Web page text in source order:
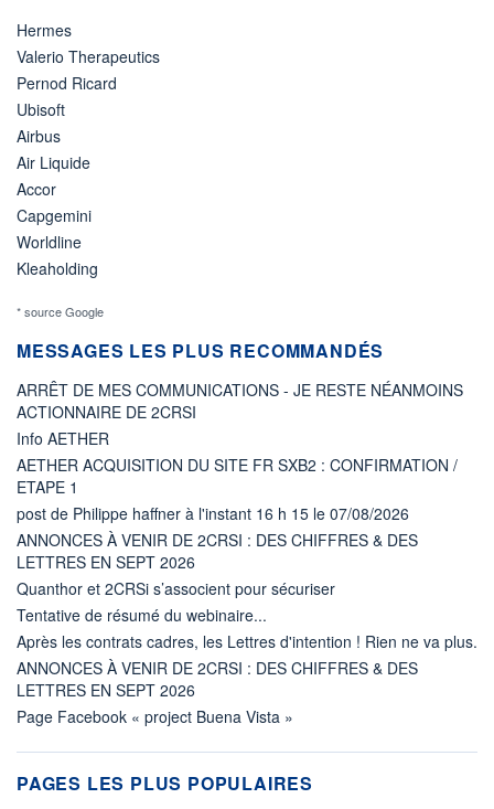
Hermes
Valerio Therapeutics
Pernod Ricard
Ubisoft
Airbus
Air Liquide
Accor
Capgemini
Worldline
Kleaholding
* source Google
MESSAGES LES PLUS RECOMMANDÉS
ARRÊT DE MES COMMUNICATIONS - JE RESTE NÉANMOINS
ACTIONNAIRE DE 2CRSI
Info AETHER
AETHER ACQUISITION DU SITE FR SXB2 : CONFIRMATION /
ETAPE 1
post de Philippe haffner à l'instant 16 h 15 le 07/08/2026
ANNONCES À VENIR DE 2CRSI : DES CHIFFRES & DES
LETTRES EN SEPT 2026
Quanthor et 2CRSi s’associent pour sécuriser
Tentative de résumé du webinaire...
Après les contrats cadres, les Lettres d'intention ! Rien ne va plus.
ANNONCES À VENIR DE 2CRSI : DES CHIFFRES & DES
LETTRES EN SEPT 2026
Page Facebook « project Buena Vista »
PAGES LES PLUS POPULAIRES